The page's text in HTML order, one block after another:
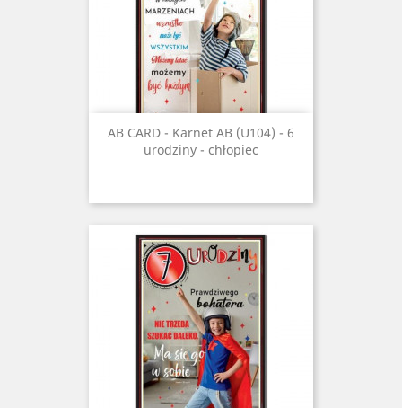
AB CARD - Karnet AB (U104) - 6
urodziny - chłopiec